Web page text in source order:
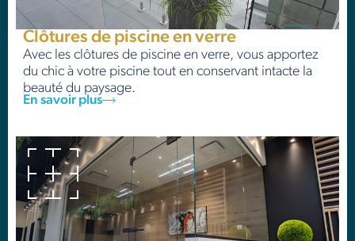
Clôtures de piscine en verre
Avec les clôtures de piscine en verre, vous apportez
du chic à votre piscine tout en conservant intacte la
beauté du paysage.
En savoir plus